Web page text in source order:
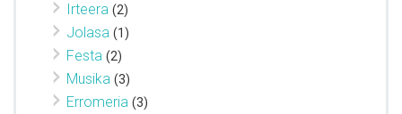
Irteera (2)
Jolasa (1)
Festa (2)
Musika (3)
Erromeria (3)